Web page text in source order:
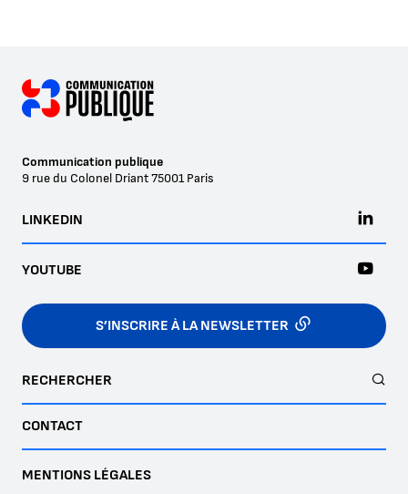
Communication publique
9 rue du Colonel Driant75001 Paris
S’INSCRIRE À LA NEWSLETTER
LINKEDIN
YOUTUBE
RECHERCHER
CONTACT
MENTIONS LÉGALES